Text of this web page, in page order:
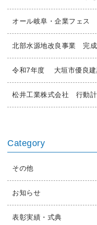
オール岐阜・企業フェ
北部水源地改良事業 完
令和7年度 大垣市優良
松井工業株式会社 行動
Category
その他
お知らせ
表彰実績・式典